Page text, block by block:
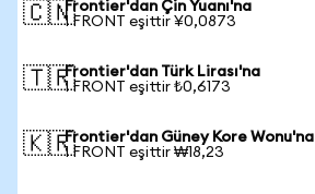
🇨🇳Frontier'dan Çin Yuanı'na
1 FRONT eşittir ¥0,0873
🇹🇷Frontier'dan Türk Lirası'na
1 FRONT eşittir ₺0,6173
🇰🇷Frontier'dan Güney Kore Wonu'na
1 FRONT eşittir ₩18,23